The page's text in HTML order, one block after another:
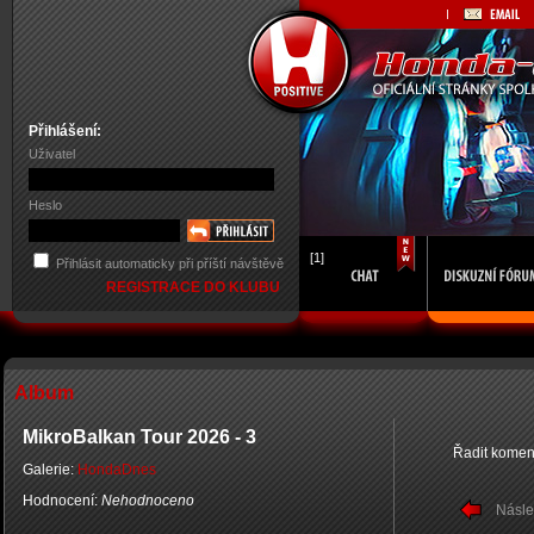
Přihlášení:
Uživatel
Heslo
Přihlásit automaticky při příští návštěvě
REGISTRACE DO KLUBU
[1]
Album
MikroBalkan Tour 2026 - 3
Galerie: HondaDnes
Hodnocení: Nehodnoceno
Řadit